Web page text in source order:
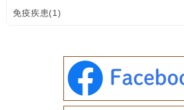
免疫疾患(1)